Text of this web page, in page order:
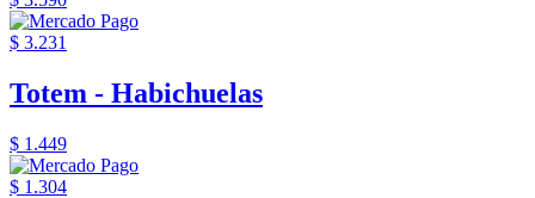
$ 3.231
Totem - Habichuelas
$ 1.449
$ 1.304